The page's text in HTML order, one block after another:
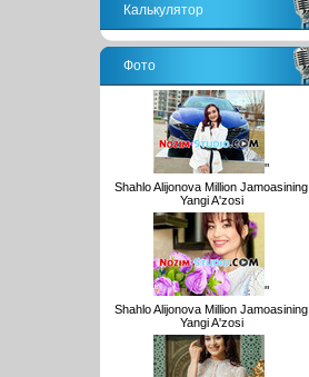
Калькулятор
Фото
"
Shahlo Alijonova Million Jamoasining
Yangi A'zosi
"
Shahlo Alijonova Million Jamoasining
Yangi A'zosi